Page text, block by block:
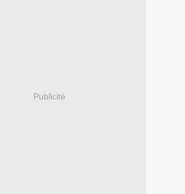
Publicité